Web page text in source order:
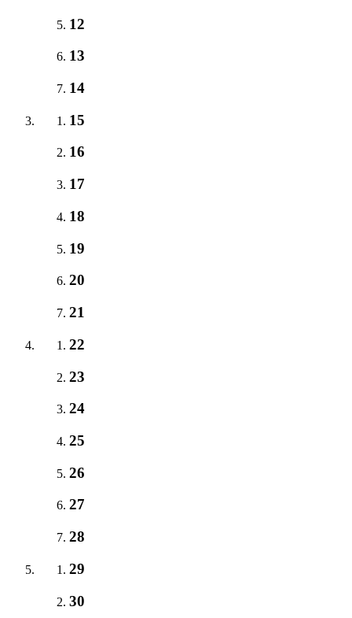
12
13
14
15
16
17
18
19
20
21
22
23
24
25
26
27
28
29
30